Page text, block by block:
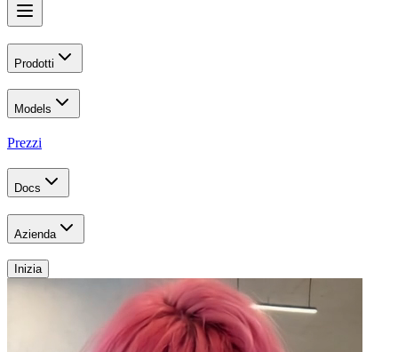
Prodotti
Models
Prezzi
Docs
Azienda
Inizia